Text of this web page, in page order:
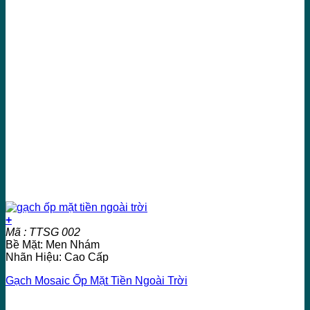
+
Mã : TTSG 002
Bề Mặt: Men Nhám
Nhãn Hiệu: Cao Cấp
Gạch Mosaic Ốp Mặt Tiền Ngoài Trời